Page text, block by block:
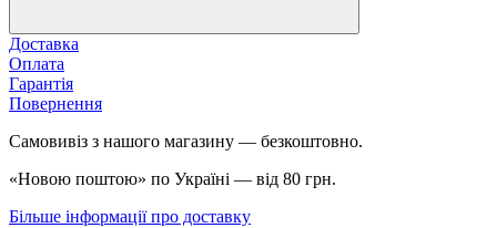
Доставка
Оплата
Гарантія
Повернення
Самовивіз з нашого магазину — безкоштовно.
«Новою поштою» по Україні — від 80 грн.
Більше інформації про доставку